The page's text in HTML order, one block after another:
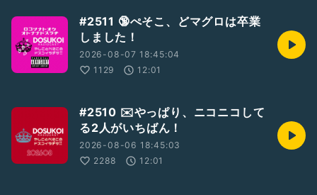
#2511 🔞ぺそこ、どマグロは卒業
しました！
2026-08-07 18:45:04
1129
12:01
#2510 ✉️やっぱり、ニコニコして
る2人がいちばん！
2026-08-06 18:45:03
2288
12:01